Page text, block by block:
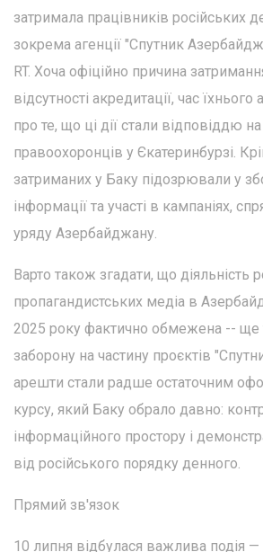
затримала працівників російських
зокрема агенції "Спутник
RT. Хоча офіційно причина
відсутності акредитації, час
про те, що ці дії стали відповіддю на
правоохоронців у Єкатеринбурзі.
затриманих у Баку підозрювали у
інформації та участі в кампаніях,
уряду Азербайджану.
Варто також згадати, що діяльність
пропагандистських медіа в
2025 року фактично обмежена -- ще
заборону на частину проєктів
арешти стали радше остаточним
курсу, який Баку обрало давно:
інформаційного простору і
від російського порядку денного.
Прямий зв'язок
10 липня відбулася важлива подія